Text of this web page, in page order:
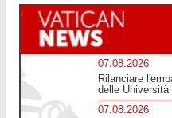
07.08.2026
Rilanciare
delle
07.08.2026